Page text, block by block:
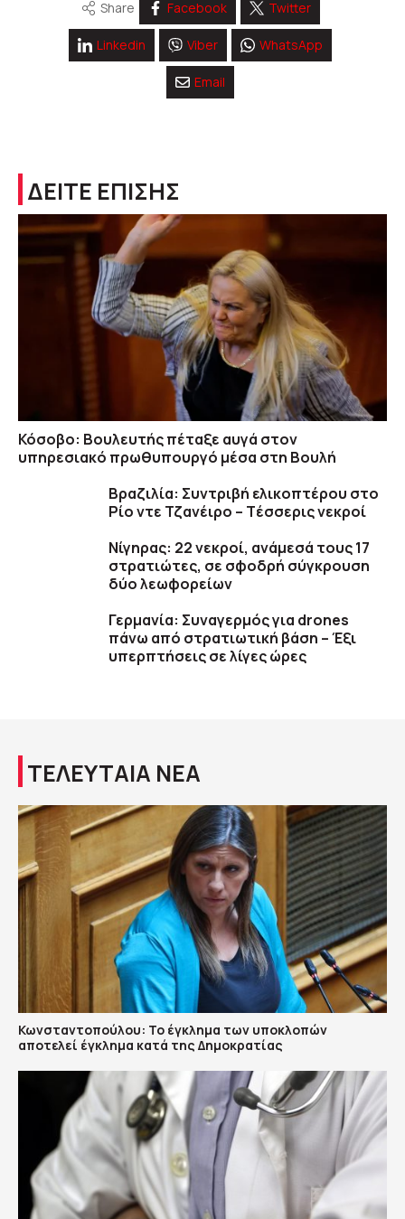
Share Facebook Twitter
Linkedin Viber WhatsApp
Email
ΔΕΙΤΕ ΕΠΙΣΗΣ
Κόσοβο: Βουλευτής πέταξε αυγά στον
υπηρεσιακό πρωθυπουργό μέσα στη Βουλή
Βραζιλία: Συντριβή ελικοπτέρου στο
Ρίο ντε Τζανέιρο – Tέσσερις νεκροί
Νίγηρας: 22 νεκροί, ανάμεσά τους 17
στρατιώτες, σε σφοδρή σύγκρουση
δύο λεωφορείων
Γερμανία: Συναγερμός για drones
πάνω από στρατιωτική βάση – Έξι
υπερπτήσεις σε λίγες ώρες
ΤΕΛΕΥΤΑΙΑ ΝΕΑ
Κωνσταντοπούλου: Το έγκλημα των υποκλοπών
αποτελεί έγκλημα κατά της Δημοκρατίας